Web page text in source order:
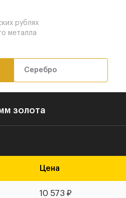
рублях
металла
Серебро
золота
Цена
10 573 ₽